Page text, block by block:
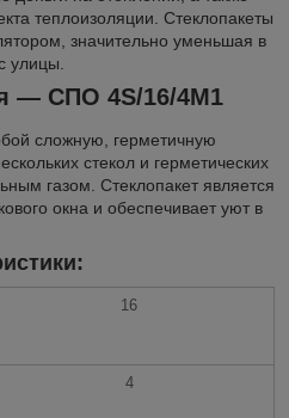
теплоизоляции. Стеклопакеты
значительно уменьшая в
улицы.
— СПО 4S/16/4М1
сложную, герметичную
стекол и герметических
газом. Стеклопакет является
окна и обеспечивает уют в
16
4